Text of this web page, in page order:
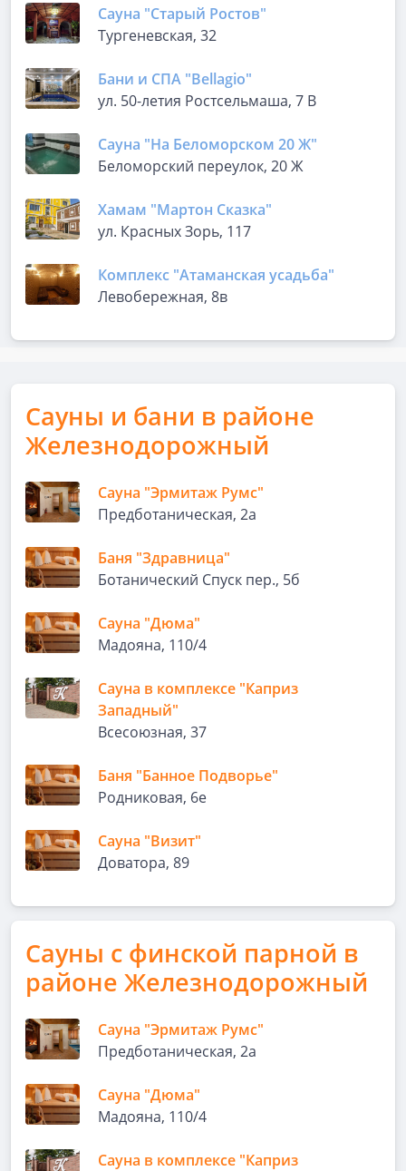
Сауна "Старый Ростов"
Тургеневская, 32
Бани и СПА "Bellagio"
ул. 50-летия Ростсельмаша, 7 В
Сауна "На Беломорском 20 Ж"
Беломорский переулок, 20 Ж
Хамам "Мартон Сказка"
ул. Красных Зорь, 117
Комплекс "Атаманская усадьба"
Левобережная, 8в
Сауны и бани в районе
Железнодорожный
Сауна "Эрмитаж Румс"
Предботаническая, 2а
Баня "Здравница"
Ботанический Спуск пер., 5б
Сауна "Дюма"
Мадояна, 110/4
Сауна в комплексе "Каприз
Западный"
Всесоюзная, 37
Баня "Банное Подворье"
Родниковая, 6е
Сауна "Визит"
Доватора, 89
Сауны с финской парной в
районе Железнодорожный
Сауна "Эрмитаж Румс"
Предботаническая, 2а
Сауна "Дюма"
Мадояна, 110/4
Сауна в комплексе "Каприз